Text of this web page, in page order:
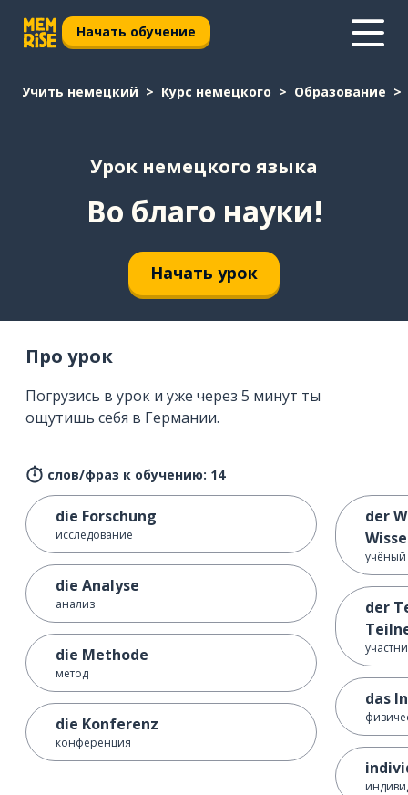
Начать обучение
Учить немецкий Курс немецкого Образование
Урок немецкого языка
Во благо науки!
Начать урок
Про урок
Погрузись в урок и уже через 5 минут ты
ощутишь себя в Германии.
слов/фраз к обучению: 14
die Forschung
исследование
die Analyse
анализ
die Methode
метод
die Konferenz
конференция
der
учёный
der
das